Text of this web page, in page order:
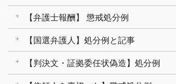
【弁護士報酬】 懲戒処分例
【国選弁護人】処分例と記事
【判決文・証拠委任状偽造】処分例